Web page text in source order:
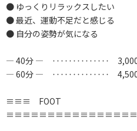
● ゆっくりリラックスしたい
● 最近、運動不足だと感じる
● 自分の姿勢が気になる
― 40分 ― ‥‥‥‥‥‥‥
― 60分 ― ‥‥‥‥‥‥‥
≡≡≡ FOOT